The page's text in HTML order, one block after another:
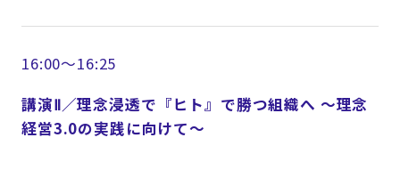
16:00～16:25
講演Ⅱ／理念浸透で『ヒト』で勝つ組織へ ～理念
経営3.0の実践に向けて～